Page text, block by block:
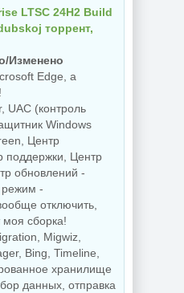
LTSC 24Н2 Build
торрент,
Изменено
Edge, а
UAC (контроль
Windows
Центр
поддержки, Центр
обновлений -
режим -
отключить,
моя сборка!
Migwiz,
Bing, Timeline,
хранилище
данных, отправка